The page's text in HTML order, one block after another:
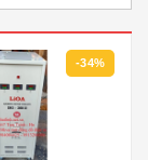
-34%